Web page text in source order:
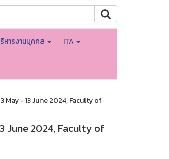
หารงานบุคคล ITA
May - 13 June 2024, Faculty of
June 2024, Faculty of